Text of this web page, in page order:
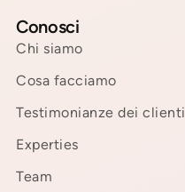
Conosci
Chi siamo
Cosa facciamo
Testimonianze dei clienti
Experties
Team